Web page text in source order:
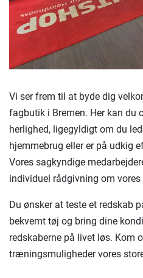
Vi ser frem til at byde dig
fagbutik i Bremen. Her kan du
herlighed, ligegyldigt om du
hjemmebrug eller er på udkig
Vores sagkyndige
individuel rådgivning om vores
Du ønsker at teste et redskab
bekvemt tøj og bring dine
redskaberne på livet løs. Kom
træningsmuligheder vores